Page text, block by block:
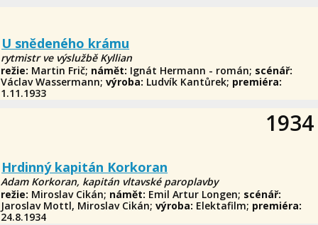
U snědeného krámu
rytmistr ve výslužbě Kyllian
režie: Martin Frič; námět: Ignát Hermann - román; scénář:
Václav Wassermann;výroba: Ludvík Kantůrek; premiéra:
1.11.1933
1934
Hrdinný kapitán Korkoran
Adam Korkoran, kapitán vltavské paroplavby
režie: Miroslav Cikán; námět: Emil Artur Longen; scénář:
Jaroslav Mottl, Miroslav Cikán;výroba: Elektafilm; premiéra:
24.8.1934